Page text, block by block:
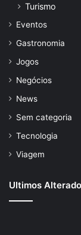
Turismo
Eventos
Gastronomia
Jogos
Negócios
News
Sem categoria
Tecnologia
Viagem
Ultimos